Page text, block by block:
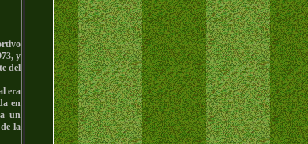
y
del
era
en
un
la